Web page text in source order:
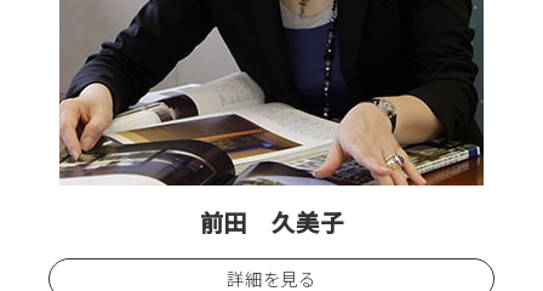
前田 久美子
詳細を見る